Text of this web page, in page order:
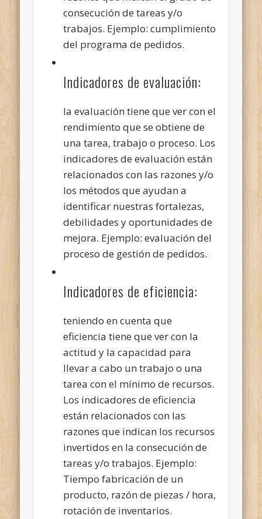
consecución de tareas y/o
trabajos. Ejemplo: cumplimiento
del programa de pedidos.
Indicadores de evaluación:
la evaluación tiene que ver con el
rendimiento que se obtiene de
una tarea, trabajo o proceso. Los
indicadores de evaluación están
relacionados con las razones y/o
los métodos que ayudan a
identificar nuestras fortalezas,
debilidades y oportunidades de
mejora. Ejemplo: evaluación del
proceso de gestión de pedidos.
Indicadores de eficiencia:
teniendo en cuenta que
eficiencia tiene que ver con la
actitud y la capacidad para
llevar a cabo un trabajo o una
tarea con el mínimo de recursos.
Los indicadores de eficiencia
están relacionados con las
razones que indican los recursos
invertidos en la consecución de
tareas y/o trabajos. Ejemplo:
Tiempo fabricación de un
producto, razón de piezas / hora,
rotación de inventarios.